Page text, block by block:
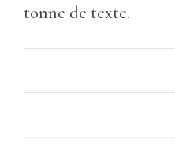
tonne de texte.